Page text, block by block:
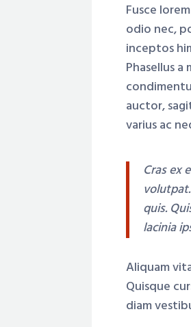
Fusce
odio nec,
inceptos
Phasellus
auctor,
varius ac
Cras ex
quis.
lacinia
Aliquam
Quisque
diam